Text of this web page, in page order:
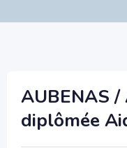
AUBENAS
diplômée